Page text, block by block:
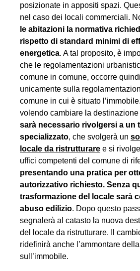
posizionate in appositi spazi.
nel caso dei locali commerciali.
le abitazioni la normativa
rispetto di standard minimi di
energetica. A tal proposito, è
che le regolamentazioni
comune in comune, occorre
unicamente sulla
comune in cui è situato
volendo cambiare la destinazione
sarà necessario rivolgersi a un
specializzato, che svolgerà un
locale da ristrutturare e si
uffici competenti del comune di
presentando una pratica per
autorizzativo richiesto. Senza
trasformazione del locale sarà
abuso edilizio. Dopo questo
segnalerà al catasto la nuova
del locale da ristrutturare. Il
ridefinirà anche l’ammontare
sull’immobile.